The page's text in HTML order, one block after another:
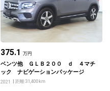
375.1 万円
ベンツ他 ＧＬＢ２００ ｄ ４マチ
ック ナビゲーションパッケージ
2021 距離 31,400km